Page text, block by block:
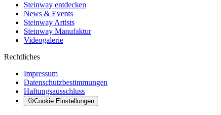
Steinway entdecken
News & Events
Steinway Artists
Steinway Manufaktur
Videogalerie
Rechtliches
Impressum
Datenschutzbestimmungen
Haftungsausschluss
Cookie Einstellungen